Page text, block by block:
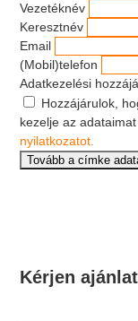
Vezetéknév
Keresztnév
Email
(Mobil)telefon
Adatkezelési
Hozzájárulok,
kezelje az
nyilatkozatot.
Kérjen